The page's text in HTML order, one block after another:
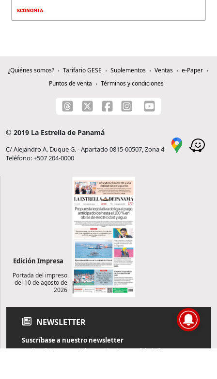
ECONOMÍA
¿Quiénes somos? Tarifario GESE Suplementos Ventas
e-Paper
Puntos de venta
Términos y condiciones
© 2019 La Estrella de Panamá
C/ Alejandro A. Duque G. - Apartado 0815-00507, Zona 4
Teléfono: +507 204-0000
Edición Impresa
Portada del impreso
del 10 de agosto de
2026
NEWSLETTER
Suscríbase a nuestro newsletter
Reciba diariamente información de actualidad directamente en